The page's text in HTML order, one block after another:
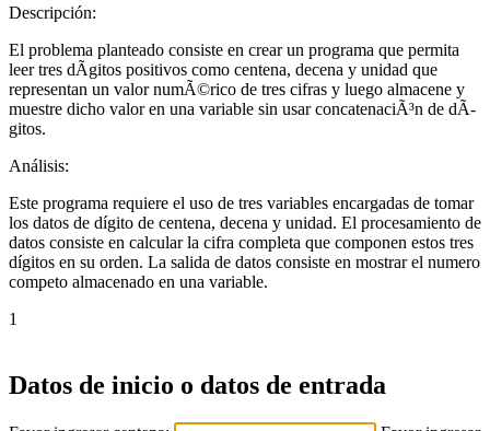
Descripción:
El problema planteado consiste en crear un programa que permita
leer tres dÃ­gitos positivos como centena, decena y unidad que
representan un valor numÃ©rico de tres cifras y luego almacene y
muestre dicho valor en una variable sin usar concatenaciÃ³n de dÃ­
gitos.
Análisis:
Este programa requiere el uso de tres variables encargadas de tomar
los datos de dígito de centena, decena y unidad. El procesamiento de
datos consiste en calcular la cifra completa que componen estos tres
dígitos en su orden. La salida de datos consiste en mostrar el numero
competo almacenado en una variable.
1
Datos de inicio o datos de entrada